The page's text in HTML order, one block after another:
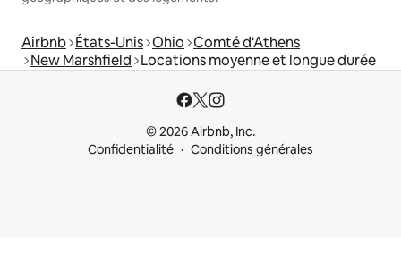
Airbnb États-Unis Ohio Comté d'Athens
New Marshfield Locations moyenne et longue durée
© 2026 Airbnb, Inc.
Confidentialité
Conditions générales